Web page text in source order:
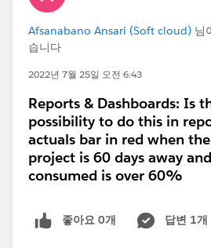
Afsanabano Ansari (Soft cloud) 님
습니다
2022년 7월 25일 오전 6:43
Reports & Dashboards: Is
possibility to do this in
actuals bar in red when
project is 60 days away
consumed is over 60%
좋아요 0개 답변 1개